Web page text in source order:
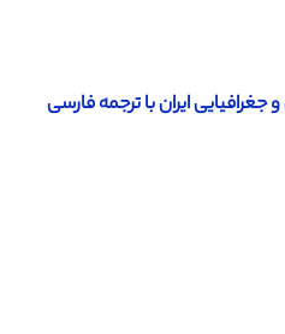
ایران با ترجمه فارسی